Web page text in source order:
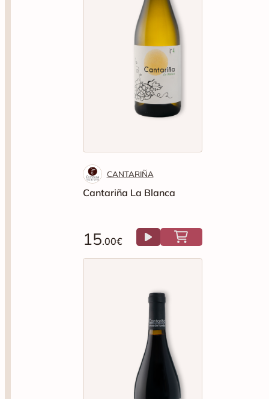
CANTARIÑA
Cantariña La Blanca
15.00€